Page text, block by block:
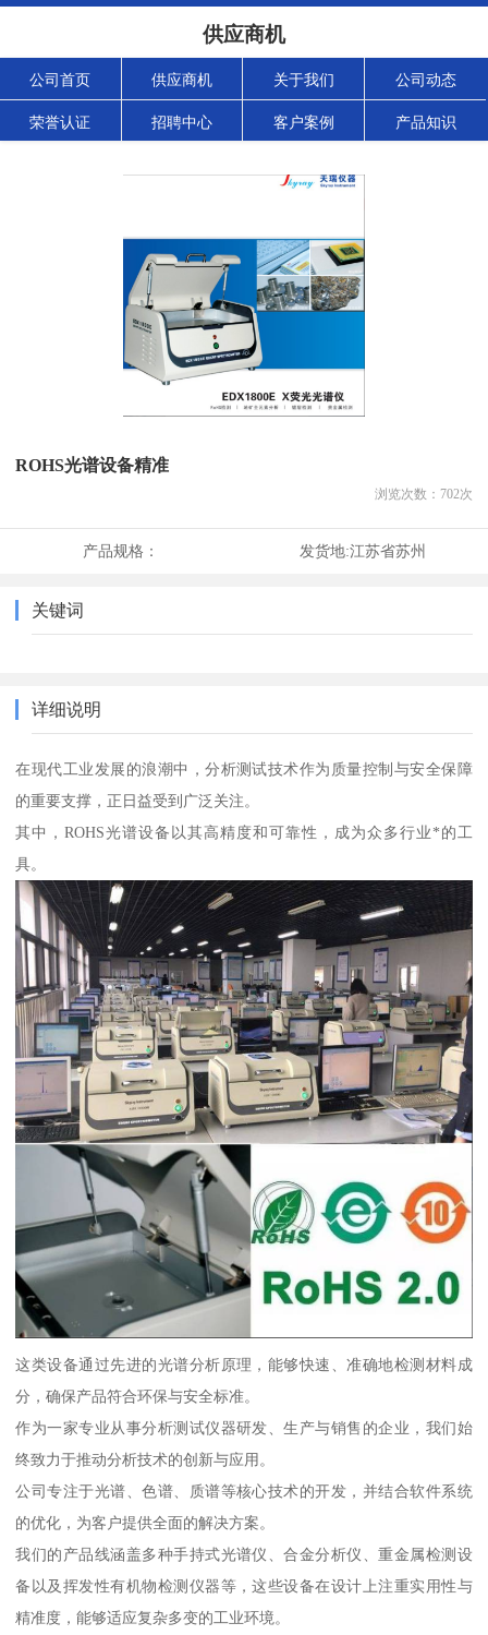
供应商机
公司首页 供应商机 关于我们 公司动态
荣誉认证 招聘中心 客户案例 产品知识
ROHS光谱设备精准
浏览次数： 702次
产品规格： 发货地:江苏省苏州
关键词
详细说明
在现代工业发展的浪潮中，分析测试技术作为质量控制与安全保障
的重要支撑，正日益受到广泛关注。
其中，ROHS光谱设备以其高精度和可靠性，成为众多行业*的工
具。
这类设备通过先进的光谱分析原理，能够快速、准确地检测材料成
分，确保产品符合环保与安全标准。
作为一家专业从事分析测试仪器研发、生产与销售的企业，我们始
终致力于推动分析技术的创新与应用。
公司专注于光谱、色谱、质谱等核心技术的开发，并结合软件系统
的优化，为客户提供全面的解决方案。
我们的产品线涵盖多种手持式光谱仪、合金分析仪、重金属检测设
备以及挥发性有机物检测仪器等，这些设备在设计上注重实用性与
精准度，能够适应复杂多变的工业环境。